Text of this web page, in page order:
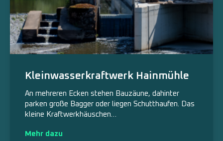
Kleinwasserkraftwerk Hainmühle
An mehreren Ecken stehen Bauzäune, dahinter
parken große Bagger oder liegen Schutthaufen. Das
kleine Kraftwerkhäuschen…
Mehr dazu